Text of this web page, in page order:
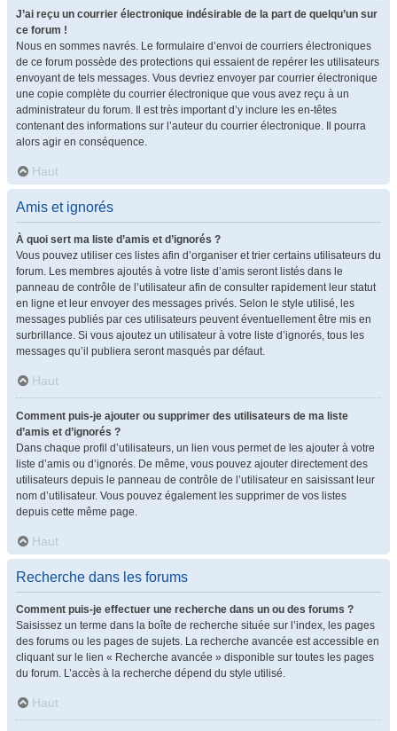
J’ai reçu un courrier électronique indésirable de la part de quelqu’un sur
ce forum !
Nous en sommes navrés. Le formulaire d’envoi de courriers électroniques
de ce forum possède des protections qui essaient de repérer les utilisateurs
envoyant de tels messages. Vous devriez envoyer par courrier électronique
une copie complète du courrier électronique que vous avez reçu à un
administrateur du forum. Il est très important d’y inclure les en-têtes
contenant des informations sur l’auteur du courrier électronique. Il pourra
alors agir en conséquence.
Haut
Amis et ignorés
À quoi sert ma liste d’amis et d’ignorés ?
Vous pouvez utiliser ces listes afin d’organiser et trier certains utilisateurs du
forum. Les membres ajoutés à votre liste d’amis seront listés dans le
panneau de contrôle de l’utilisateur afin de consulter rapidement leur statut
en ligne et leur envoyer des messages privés. Selon le style utilisé, les
messages publiés par ces utilisateurs peuvent éventuellement être mis en
surbrillance. Si vous ajoutez un utilisateur à votre liste d’ignorés, tous les
messages qu’il publiera seront masqués par défaut.
Haut
Comment puis-je ajouter ou supprimer des utilisateurs de ma liste
d’amis et d’ignorés ?
Dans chaque profil d’utilisateurs, un lien vous permet de les ajouter à votre
liste d’amis ou d’ignorés. De même, vous pouvez ajouter directement des
utilisateurs depuis le panneau de contrôle de l’utilisateur en saisissant leur
nom d’utilisateur. Vous pouvez également les supprimer de vos listes
depuis cette même page.
Haut
Recherche dans les forums
Comment puis-je effectuer une recherche dans un ou des forums ?
Saisissez un terme dans la boîte de recherche située sur l’index, les pages
des forums ou les pages de sujets. La recherche avancée est accessible en
cliquant sur le lien « Recherche avancée » disponible sur toutes les pages
du forum. L’accès à la recherche dépend du style utilisé.
Haut